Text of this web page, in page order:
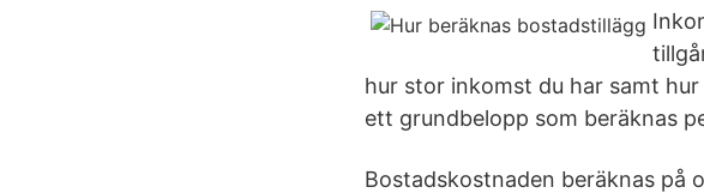
hur stor inkomst du har samt
ett grundbelopp som beräknas
Bostadskostnaden beräknas på